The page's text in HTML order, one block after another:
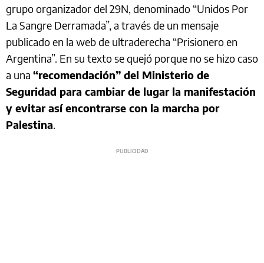
grupo organizador del 29N, denominado “Unidos Por
La Sangre Derramada”, a través de un mensaje
publicado en la web de ultraderecha “Prisionero en
Argentina”. En su texto se quejó porque no se hizo caso
a una “recomendación” del Ministerio de
Seguridad para cambiar de lugar la manifestación
y evitar así encontrarse con la marcha por
Palestina.